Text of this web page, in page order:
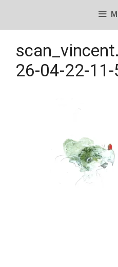
26-04-22-